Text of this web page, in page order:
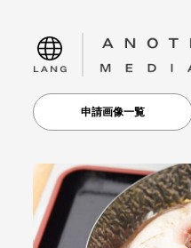
language
申請画像一覧